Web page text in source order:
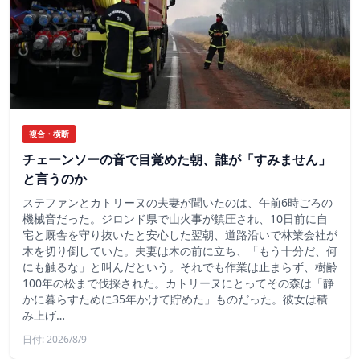
複合・横断
チェーンソーの音で目覚めた朝、誰が「すみません」
と言うのか
ステファンとカトリーヌの夫妻が聞いたのは、午前6時ごろの
機械音だった。ジロンド県で山火事が鎮圧され、10日前に自
宅と厩舎を守り抜いたと安心した翌朝、道路沿いで林業会社が
木を切り倒していた。夫妻は木の前に立ち、「もう十分だ、何
にも触るな」と叫んだという。それでも作業は止まらず、樹齢
100年の松まで伐採された。カトリーヌにとってその森は「静
かに暮らすために35年かけて貯めた」ものだった。彼女は積
み上げ…
日付: 2026/8/9